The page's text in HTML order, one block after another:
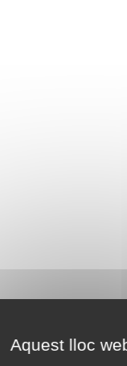
Aquest lloc